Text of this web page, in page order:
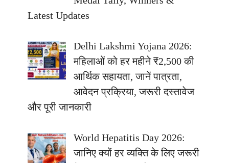
Latest Updates
Delhi Lakshmi Yojana 2026:
महिलाओं को हर महीने ₹2,500 की
आर्थिक सहायता, जानें पात्रता,
आवेदन प्रक्रिया, जरूरी दस्तावेज
और पूरी जानकारी
World Hepatitis Day 2026:
जानिए क्यों हर व्यक्ति के लिए जरूरी